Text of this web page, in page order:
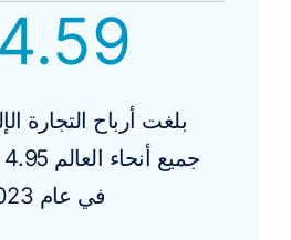
4.59
بلغت أرباح التجارة
في عام 2023